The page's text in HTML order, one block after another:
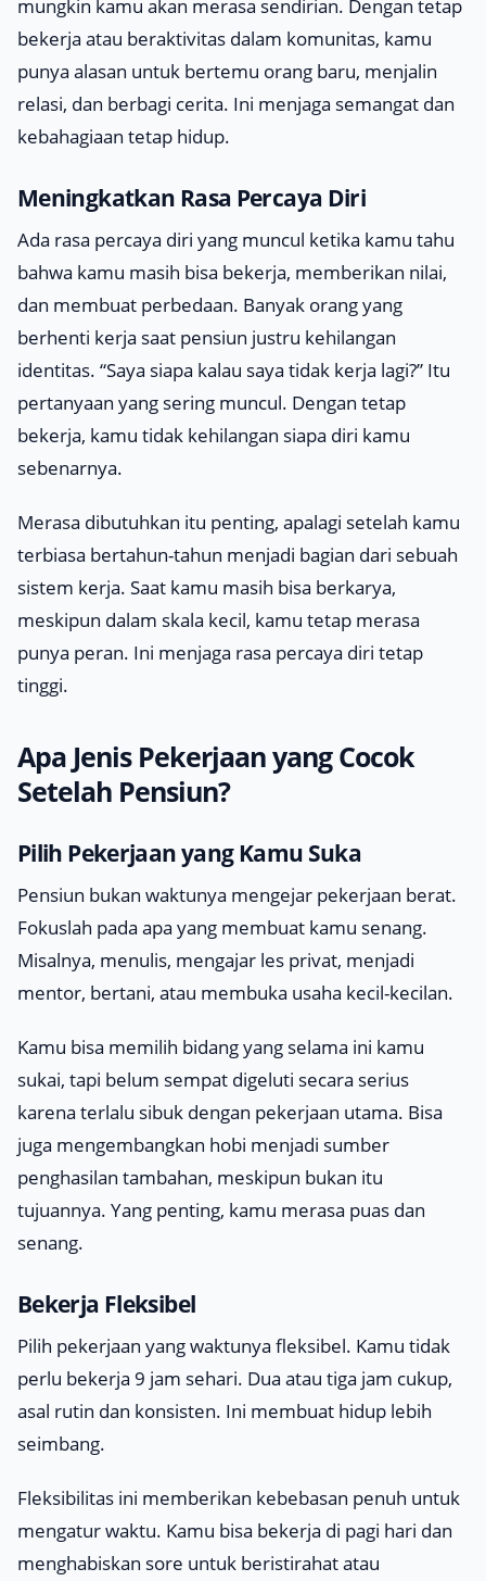
mungkin kamu akan merasa sendirian. Dengan tetap
bekerja atau beraktivitas dalam komunitas, kamu
punya alasan untuk bertemu orang baru, menjalin
relasi, dan berbagi cerita. Ini menjaga semangat dan
kebahagiaan tetap hidup.
Meningkatkan Rasa Percaya Diri
Ada rasa percaya diri yang muncul ketika kamu tahu
bahwa kamu masih bisa bekerja, memberikan nilai,
dan membuat perbedaan. Banyak orang yang
berhenti kerja saat pensiun justru kehilangan
identitas. “Saya siapa kalau saya tidak kerja lagi?” Itu
pertanyaan yang sering muncul. Dengan tetap
bekerja, kamu tidak kehilangan siapa diri kamu
sebenarnya.
Merasa dibutuhkan itu penting, apalagi setelah kamu
terbiasa bertahun-tahun menjadi bagian dari sebuah
sistem kerja. Saat kamu masih bisa berkarya,
meskipun dalam skala kecil, kamu tetap merasa
punya peran. Ini menjaga rasa percaya diri tetap
tinggi.
Apa Jenis Pekerjaan yang Cocok
Setelah Pensiun?
Pilih Pekerjaan yang Kamu Suka
Pensiun bukan waktunya mengejar pekerjaan berat.
Fokuslah pada apa yang membuat kamu senang.
Misalnya, menulis, mengajar les privat, menjadi
mentor, bertani, atau membuka usaha kecil-kecilan.
Kamu bisa memilih bidang yang selama ini kamu
sukai, tapi belum sempat digeluti secara serius
karena terlalu sibuk dengan pekerjaan utama. Bisa
juga mengembangkan hobi menjadi sumber
penghasilan tambahan, meskipun bukan itu
tujuannya. Yang penting, kamu merasa puas dan
senang.
Bekerja Fleksibel
Pilih pekerjaan yang waktunya fleksibel. Kamu tidak
perlu bekerja 9 jam sehari. Dua atau tiga jam cukup,
asal rutin dan konsisten. Ini membuat hidup lebih
seimbang.
Fleksibilitas ini memberikan kebebasan penuh untuk
mengatur waktu. Kamu bisa bekerja di pagi hari dan
menghabiskan sore untuk beristirahat atau